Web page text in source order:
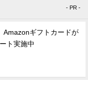
- PR -
Amazonギフトカードが
ト実施中